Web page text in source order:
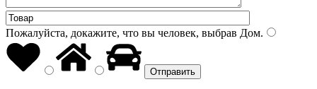
Пожалуйста, докажите, что вы человек, выбрав Дом.